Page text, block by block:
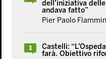
dell’iniziativa
andava fatto”
Pier Paolo
1
Castelli:
farà. Obiettivo